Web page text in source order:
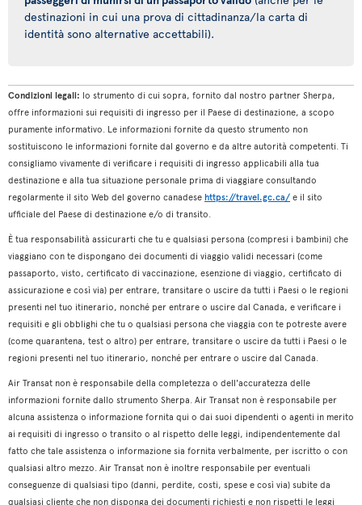
destinazioni in cui una prova di cittadinanza/la carta di
identità sono alternative accettabili).
Condizioni legali: lo strumento di cui sopra, fornito dal nostro partner Sherpa,
offre informazioni sui requisiti di ingresso per il Paese di destinazione, a scopo
puramente informativo. Le informazioni fornite da questo strumento non
sostituiscono le informazioni fornite dal governo e da altre autorità competenti. Ti
consigliamo vivamente di verificare i requisiti di ingresso applicabili alla tua
destinazione e alla tua situazione personale prima di viaggiare consultando
regolarmente il sito Web del governo canadese https://travel.gc.ca/ e il sito
ufficiale del Paese di destinazione e/o di transito.
È tua responsabilità assicurarti che tu e qualsiasi persona (compresi i bambini) che
viaggiano con te dispongano dei documenti di viaggio validi necessari (come
passaporto, visto, certificato di vaccinazione, esenzione di viaggio, certificato di
assicurazione e così via) per entrare, transitare o uscire da tutti i Paesi o le regioni
presenti nel tuo itinerario, nonché per entrare o uscire dal Canada, e verificare i
requisiti e gli obblighi che tu o qualsiasi persona che viaggia con te potreste avere
(come quarantena, test o altro) per entrare, transitare o uscire da tutti i Paesi o le
regioni presenti nel tuo itinerario, nonché per entrare o uscire dal Canada.
Air Transat non è responsabile della completezza o dell'accuratezza delle
informazioni fornite dallo strumento Sherpa. Air Transat non è responsabile per
alcuna assistenza o informazione fornita qui o dai suoi dipendenti o agenti in merito
ai requisiti di ingresso o transito o al rispetto delle leggi, indipendentemente dal
fatto che tale assistenza o informazione sia fornita verbalmente, per iscritto o con
qualsiasi altro mezzo. Air Transat non è inoltre responsabile per eventuali
conseguenze di qualsiasi tipo (danni, perdite, costi, spese e così via) subite da
qualsiasi cliente che non disponga dei documenti richiesti e non rispetti le leggi